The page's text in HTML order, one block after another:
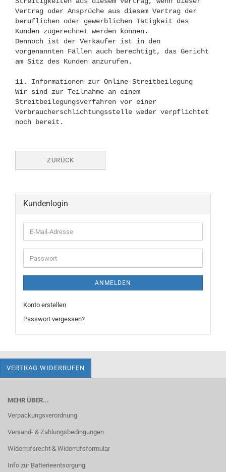
ZURÜCK
Kundenlogin
E-
Mail-
Adresse
Passwort
ANMELDEN
Konto erstellen
Passwort vergessen?
VERTRAG WIDERRUFEN
MEHR ÜBER...
Verpackungsverordnung
Versand- & Zahlungsbedingungen
Widerrufsrecht & Widerrufsformular
Info zur Batterieentsorgung